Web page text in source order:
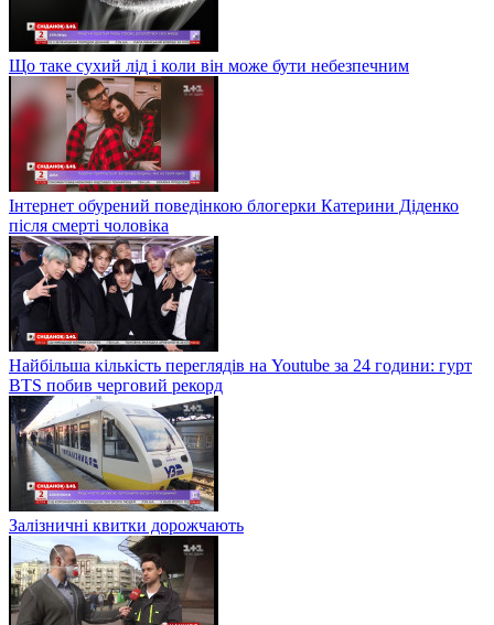
Що таке сухий лід і коли він може бути небезпечним
Інтернет обурений поведінкою блогерки Катерини Діденко
після смерті чоловіка
Найбільша кількість переглядів на Youtube за 24 години: гурт
BTS побив черговий рекорд
Залізничні квитки дорожчають